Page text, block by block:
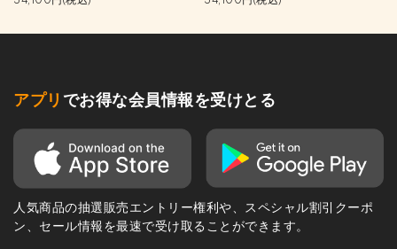
アプリ でお得な会員情報を受けとる
人気商品の抽選販売エントリー権利や、スペシャル割引クーポ
ン、セール情報を最速で受け取ることができます。